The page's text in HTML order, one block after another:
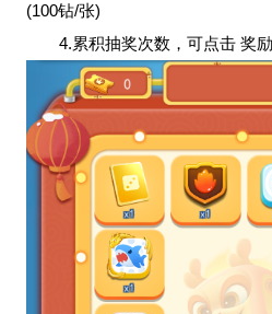
(100钻/张)
4.累积抽奖次数，可点击 奖